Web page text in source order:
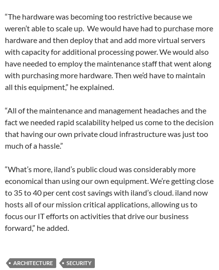
“The hardware was becoming too restrictive because we
weren’t able to scale up. We would have had to purchase more
hardware and then deploy that and add more virtual servers
with capacity for additional processing power. We would also
have needed to employ the maintenance staff that went along
with purchasing more hardware. Then we’d have to maintain
all this equipment,” he explained.
“All of the maintenance and management headaches and the
fact we needed rapid scalability helped us come to the decision
that having our own private cloud infrastructure was just too
much of a hassle.”
“What’s more, iland’s public cloud was considerably more
economical than using our own equipment. We’re getting close
to 35 to 40 per cent cost savings with iland’s cloud. iland now
hosts all of our mission critical applications, allowing us to
focus our IT efforts on activities that drive our business
forward,” he added.
ARCHITECTURE SECURITY